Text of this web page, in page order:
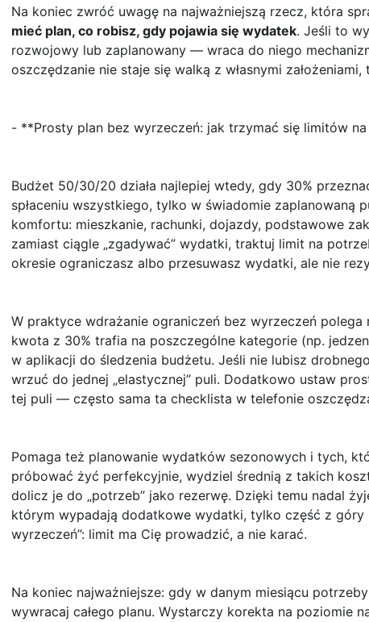
Na koniec zwróć uwagę na najważniejszą rzecz, która
mieć plan, co robisz, gdy pojawia się wydatek. Jeśli to
rozwojowy lub zaplanowany — wraca do niego
oszczędzanie nie staje się walką z własnymi
- **Prosty plan bez wyrzeczeń: jak trzymać się limitów
Budżet 50/30/20 działa najlepiej wtedy, gdy 30%
spłaceniu wszystkiego, tylko w świadomie zaplanowaną
komfortu: mieszkanie, rachunki, dojazdy, podstawowe
zamiast ciągle „zgadywać” wydatki, traktuj limit na
okresie ograniczasz albo przesuwasz wydatki, ale nie
W praktyce wdrażanie ograniczeń bez wyrzeczeń polega
kwota z 30% trafia na poszczególne kategorie (np.
w aplikacji do śledzenia budżetu. Jeśli nie lubisz
wrzuć do jednej „elastycznej” puli. Dodatkowo ustaw
tej puli — często sama ta checklista w telefonie
Pomaga też planowanie wydatków sezonowych i tych,
próbować żyć perfekcyjnie, wydziel średnią z takich
dolicz je do „potrzeb” jako rezerwę. Dzięki temu nadal
którym wypadają dodatkowe wydatki, tylko część z góry
wyrzeczeń”: limit ma Cię prowadzić, a nie karać.
Na koniec najważniejsze: gdy w danym miesiącu
wywracaj całego planu. Wystarczy korekta na poziomie